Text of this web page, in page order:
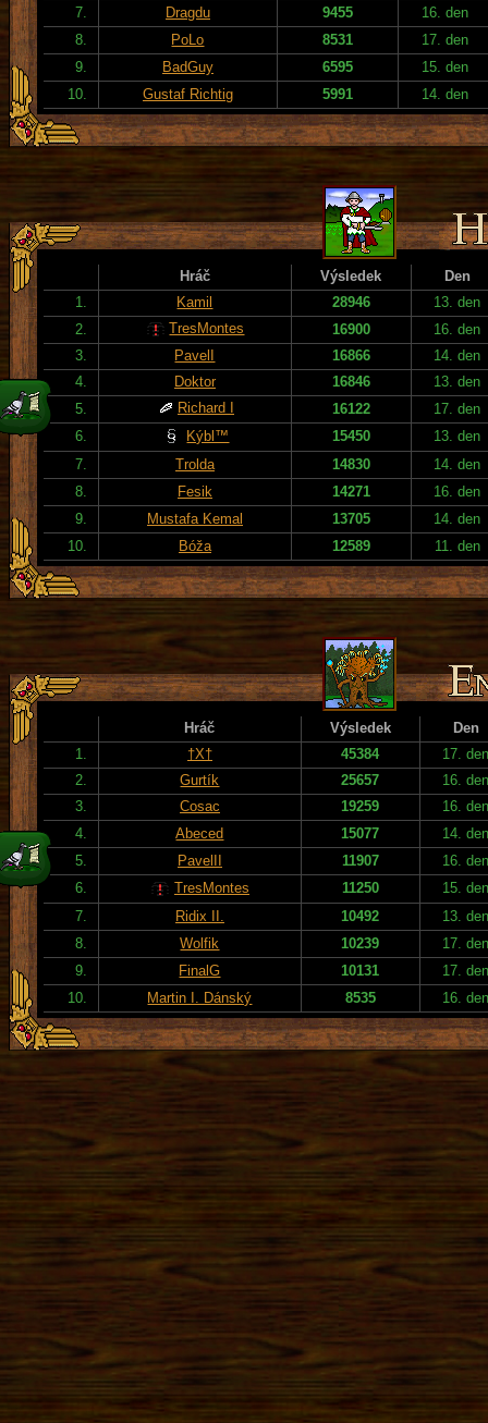
7.
Dragdu 9455
16. den
8.
PoLo 8531
17. den
9.
BadGuy 6595
15. den
10.
Gustaf Richtig 5991 14. den
Hráč Výsledek
Den
1.
Kamil 28946
13. den
2.
TresMontes 16900
16. den
3.
PavelI 16866
14. den
4.
Doktor 16846
13. den
5.
Richard I 16122
17. den
6.
Kýbl™ 15450
13. den
7.
Trolda 14830
14. den
8.
Fesik 14271
16. den
9.
Mustafa Kemal 13705
14. den
10.
Bóža 12589 11. den
Hráč Výsledek
Den
1.
†X† 45384
17.
2.
Gurtík 25657
16.
3.
Cosac 19259
16.
4.
Abeced 15077
14.
5.
PavelII 11907
16.
6.
TresMontes 11250
15.
7.
Ridix II. 10492
13.
8.
Wolfik 10239
17.
9.
FinalG 10131
17.
10.
Martin I. Dánský 8535 16.